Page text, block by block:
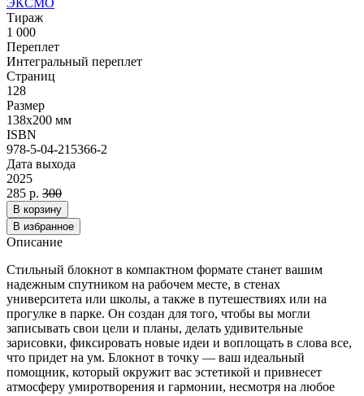
Тираж
1 000
Переплет
Интегральный переплет
Страниц
128
Размер
138x200 мм
ISBN
978-5-04-215366-2
Дата выхода
2025
285 р. 300
В корзину
В избранное
Описание
Стильный блокнот в компактном формате станет вашим
надежным спутником на рабочем месте, в стенах
университета или школы, а также в путешествиях или на
прогулке в парке. Он создан для того, чтобы вы могли
записывать свои цели и планы, делать удивительные
зарисовки, фиксировать новые идеи и воплощать в слова все,
что придет на ум. Блокнот в точку — ваш идеальный
помощник, который окружит вас эстетикой и привнесет
атмосферу умиротворения и гармонии, несмотря на любое